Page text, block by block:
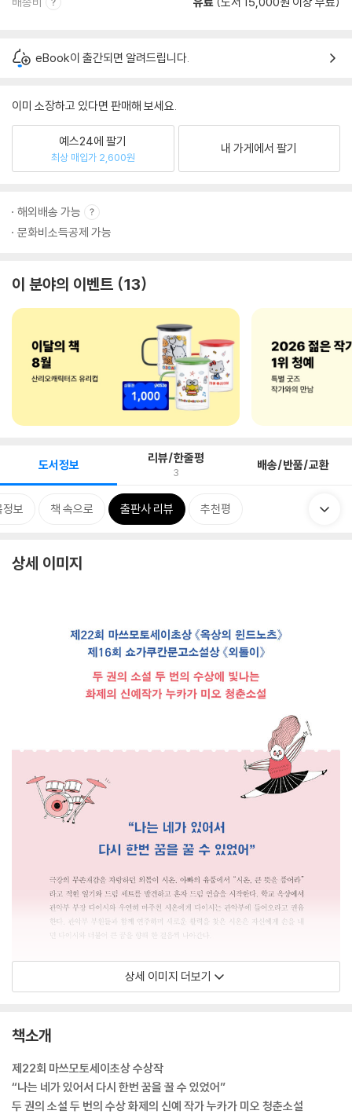
eBook이 출간되면 알려드립니다.
이미 소장하고 있다면 판매해 보세요.
예스24에 팔기
최상 매입가 2,600원
내 가게에서 팔기
해외배송 가능
문화비소득공제 가능
이 분야의 이벤트 13
도서정보 리뷰/한줄평
3 배송/반품/교환
정보 책 속으로 출판사 리뷰 추천평
상세 이미지
상세 이미지 더보기
책소개
제22회 마쓰모토세이초상 수상작
“나는 네가 있어서 다시 한번 꿈을 꿀 수 있었어”
두 권의 소설 두 번의 수상 화제의 신예 작가 누카가 미오 청춘소설